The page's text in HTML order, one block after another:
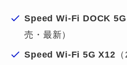
Speed Wi-Fi DOCK
売・最新）
Speed Wi-Fi 5G X12